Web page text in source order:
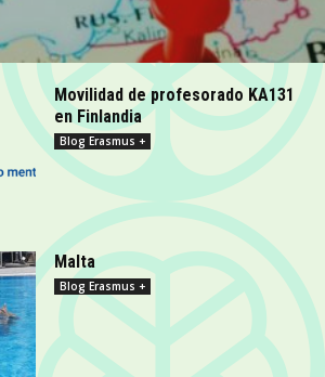
Movilidad de profesorado KA131
en Finlandia
Blog Erasmus +
Malta
Blog Erasmus +